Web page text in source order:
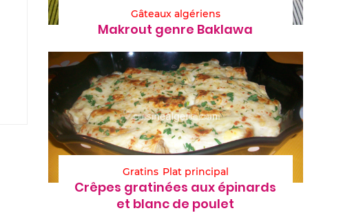
Gâteaux algériens
Makrout genre Baklawa
Gratins Plat principal
Crêpes gratinées aux épinards
et blanc de poulet